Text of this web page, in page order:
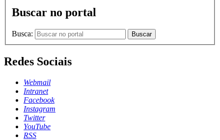
Buscar no portal
Busca: Buscar
Redes Sociais
Webmail
Intranet
Facebook
Instagram
Twitter
YouTube
RSS